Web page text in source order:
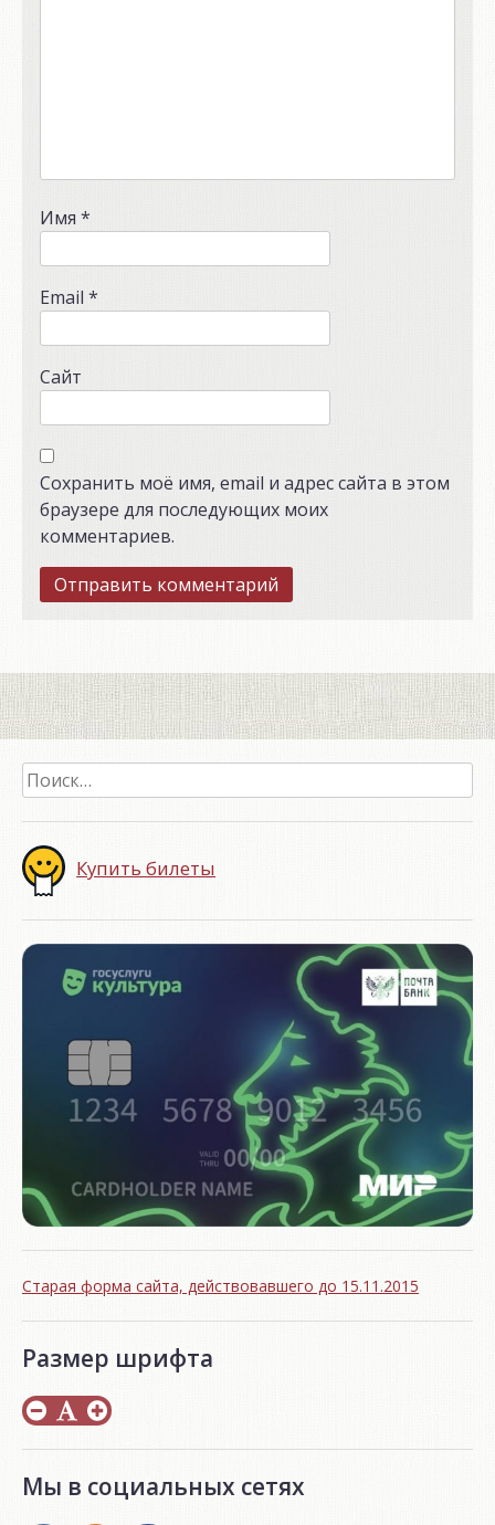
Имя *
Email *
Сайт
Сохранить моё имя, email и адрес сайта в этом
браузере для последующих моих
комментариев.
Найти:
Купить билеты
Старая форма сайта, действовавшего до 15.11.2015
Размер шрифта
Мы в социальных сетях